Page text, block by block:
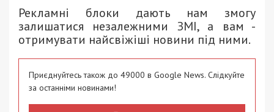
Рекламні блоки дають нам змогу
залишатися незалежними ЗМІ, а вам -
отримувати найсвіжіші новини під ними.
Приєднуйтесь також до 49000 в Google News. Слідкуйте
за останніми новинами!